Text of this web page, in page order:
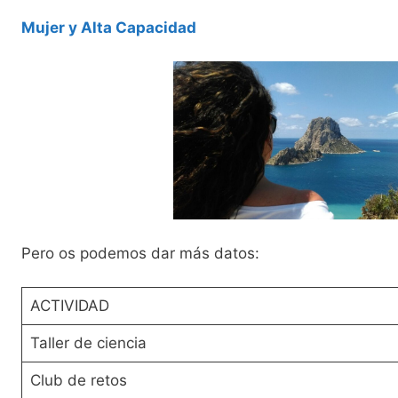
Mujer y Alta Capacidad
Pero os podemos dar más datos:
ACTIVIDAD
Taller de ciencia
Club de retos